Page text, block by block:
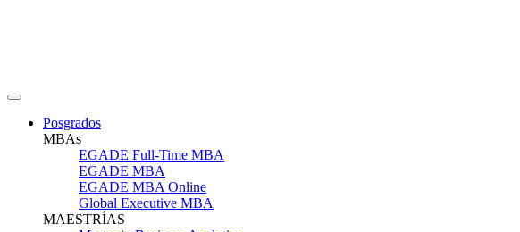
Posgrados
MBAs
EGADE Full-Time MBA
EGADE MBA
EGADE MBA Online
Global Executive MBA
MAESTRÍAS